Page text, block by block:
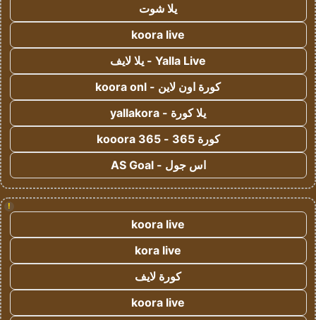
يلا شوت
koora live
Yalla Live - يلا لايف
كورة اون لاين - koora onl
يلا كورة - yallakora
كورة 365 - kooora 365
اس جول - AS Goal
!
koora live
kora live
كورة لايف
koora live